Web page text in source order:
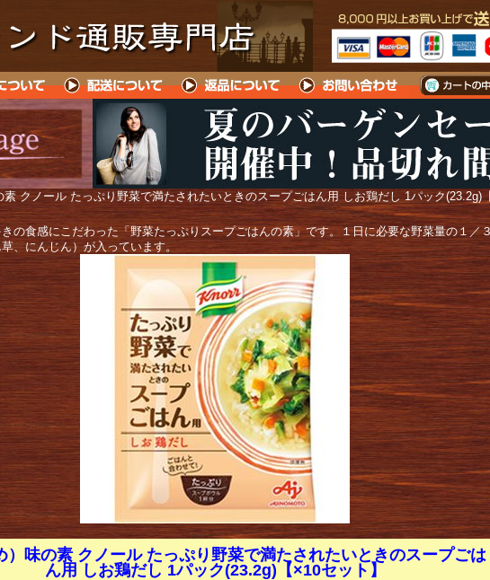
クノール たっぷり野菜で満たされたいときのスープごはん用 しお鶏だし 1パック(23.2g)
の食感にこだわった「野菜たっぷりスープごはんの素」です。１日に必要な野菜量の１／
、にんじん）が入っています。
）味の素 クノール たっぷり野菜で満たされたいときのスープごは
ん用 しお鶏だし 1パック(23.2g)【×10セット】